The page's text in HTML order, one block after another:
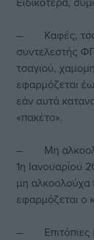
– Καφές, τσάι,
συντελεστής
τσαγιού,
εφαρμόζεται
εάν αυτά
«πακέτο».
– Μη
1η Ιανουαρίου
μη αλκοολούχα
εφαρμόζεται ο
– Επιτόπιες